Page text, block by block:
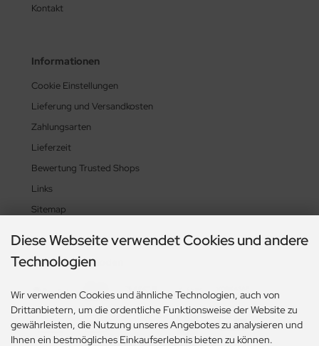
Kontakt
Informationen
Cookie Einstellungen
Lieferung und Versandkosten
Zahlungsarten
Lieferzeit
Bewertung Trusted Shops
Links
Sitemap
Zahlungsmethoden
Diese Webseite verwendet Cookies und andere
Technologien
Wir verwenden Cookies und ähnliche Technologien, auch von
Drittanbietern, um die ordentliche Funktionsweise der Website zu
gewährleisten, die Nutzung unseres Angebotes zu analysieren und
Ihnen ein bestmögliches Einkaufserlebnis bieten zu können.